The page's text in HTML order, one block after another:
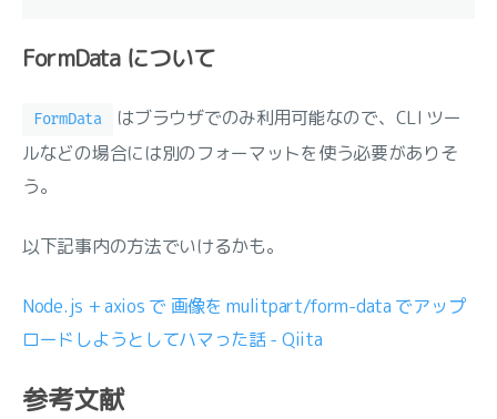
FormData について
FormData
はブラウザでのみ利用可能なので、CLI ツー
ルなどの場合には別のフォーマットを使う必要がありそ
う。
以下記事内の方法でいけるかも。
Node.js + axios で 画像を mulitpart/form-data でアップ
ロードしようとしてハマった話 - Qiita
参考文献